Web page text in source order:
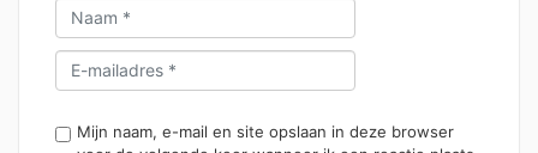
Mijn naam, e-mail en site opslaan in deze browser